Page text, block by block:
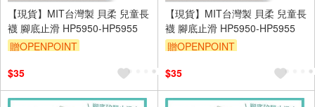
【現貨】MIT台灣製 貝柔 兒童長
襪 腳底止滑 HP5950-HP5955
贈OPENPOINT
$35
【現貨】MIT台灣製 貝柔 兒童長
襪 腳底止滑 HP5950-HP5955
贈OPENPOINT
$35